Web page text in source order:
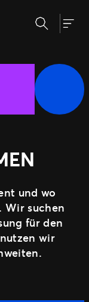
Suchen
und wo
Wir suchen
für den
wir